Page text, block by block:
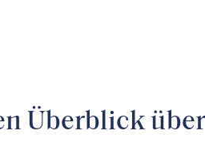
Überblick